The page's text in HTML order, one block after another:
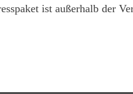
ist außerhalb der